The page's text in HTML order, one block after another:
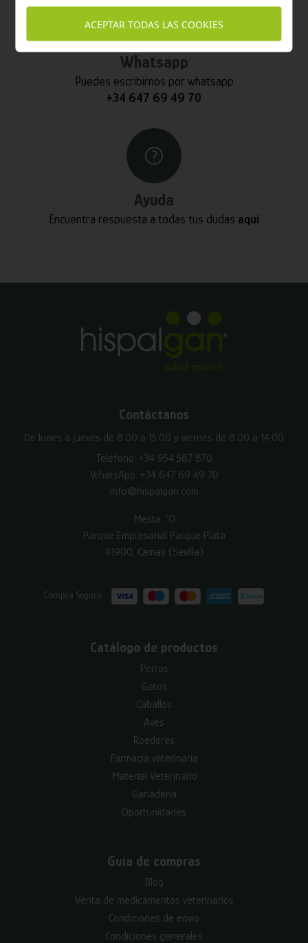
Whatsapp
Puedes escribirnos por whatsapp
+34 647 69 49 70
Ayuda
Encuentra respuesta a todas tus dudas aquí
Contáctanos
De lunes a jueves de 8:00 a 15:00 y viernes de 8:00 a 14:00
Teléfono: +34 954 587 870
WhatsApp: +34 647 69 49 70
info@hispalgan.com
Mesta, 10
Parque Empresarial Parque Plata
41900, Camas (Sevilla)
Compra Segura:
Catálogo de productos
Perros
Gatos
Caballos
Aves
Roedores
Farmacia veterinaria
Material Veterinario
Ganadería
Oportunidades
Guía de compras
Blog
Venta de medicamentos veterinarios
Condiciones de envío
Condiciones generales
ACEPTAR TODAS LAS COOKIES